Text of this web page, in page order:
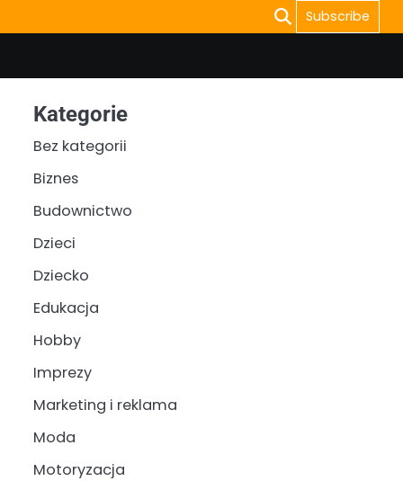
Subscribe
Kategorie
Bez kategorii
Biznes
Budownictwo
Dzieci
Dziecko
Edukacja
Hobby
Imprezy
Marketing i reklama
Moda
Motoryzacja